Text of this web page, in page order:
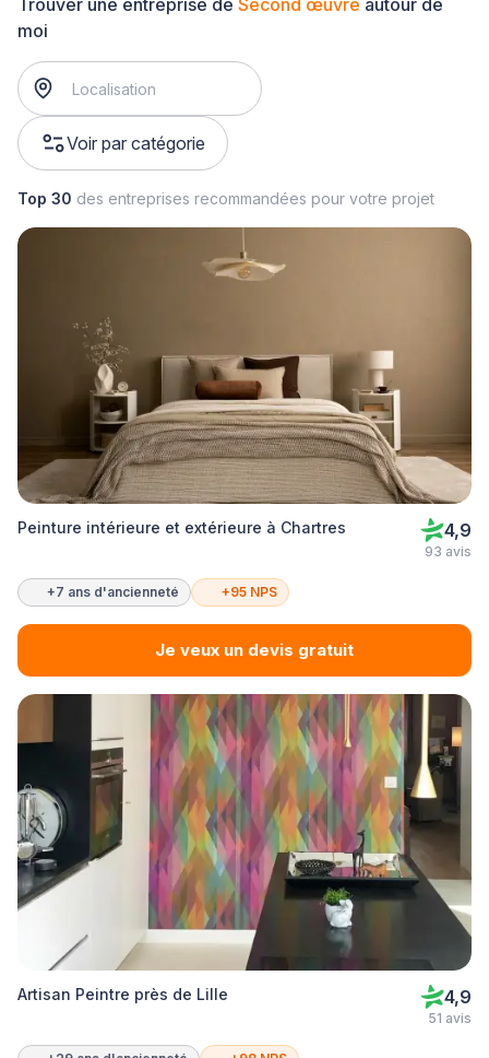
Trouver une entreprise de Second œuvre autour de
moi
Voir par catégorie
Top 30 des entreprises recommandées pour votre projet
Peinture intérieure et extérieure à Chartres 4,9
93 avis
+7 ans d'ancienneté +95 NPS
Je veux un devis gratuit
Artisan Peintre près de Lille 4,9
51 avis